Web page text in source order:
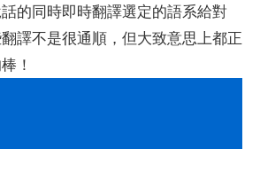
的同時即時翻譯選定的語系給對
譯不是很通順，但大致意思上都正
！